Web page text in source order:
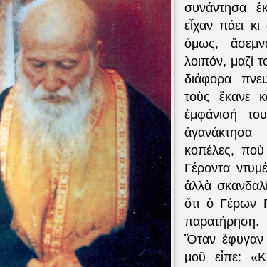
συνάντησα
εἶχαν πάει
ὅμως,
λοιπόν, μαζί
διάφορα
τοὺς ἔκανε
ἐμφάνισή
ἀγανάκτησα
κοπέλες,
Γέροντα
ἀλλὰ
ὅτι ὁ Γέρων
παρατήρηση.
Ὅταν ἔφυγαν
μοῦ εἶπε: